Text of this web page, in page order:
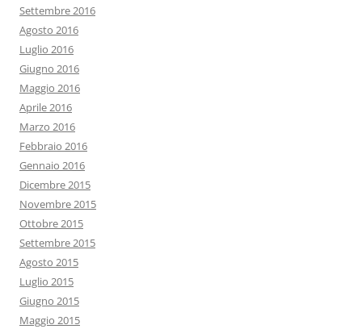
Settembre 2016
Agosto 2016
Luglio 2016
Giugno 2016
Maggio 2016
Aprile 2016
Marzo 2016
Febbraio 2016
Gennaio 2016
Dicembre 2015
Novembre 2015
Ottobre 2015
Settembre 2015
Agosto 2015
Luglio 2015
Giugno 2015
Maggio 2015